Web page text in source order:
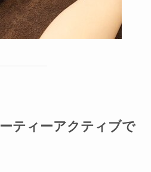
ティーアクティブで